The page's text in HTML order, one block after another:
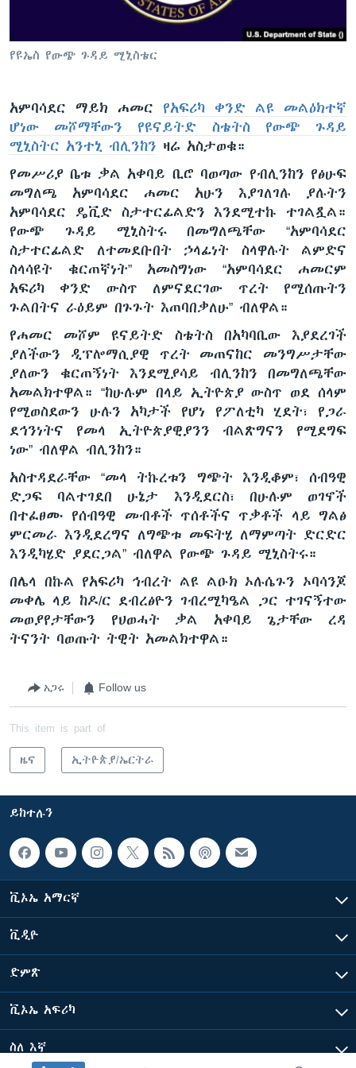
ቋንቋዎች
የዩኤስ የውጭ ጉዳይ ሚኒስቴር
አምባሳደር ማይክ ሐመር የአፍሪካ ቀንድ ልዩ መልዕክተኛ
ሆነው መሾማቸውን የዩናይትድ ስቴትስ የውጭ ጉዳይ
ሚኒስትር አንተኒ ብሊንከን ዛሬ አስታወቁ።
የመሥሪያ ቤቱ ቃል አቀባይ ቢሮ ባወጣው የብሊንከን የፅሁፍ
መግለጫ አምባሳደር ሐመር አሁን እያገለገሉ ያሉትን
አምባሳደር ዴቪድ ስታተርፊልድን እንደሚተኩ ተገልጿል።
የውጭ ጉዳይ ሚኒስትሩ በመግለጫቸው “አምባሳደር
ስታተርፊልድ ለተመደቡበት ኃላፊነት ስላዋሉት ልምድና
ስላሳዩት ቁርጠኛነት” አመስግነው “አምባሳደር ሐመርም
አፍሪካ ቀንድ ውስጥ ለምናደርገው ጥረት የሚሰጡትን
ጉልበትና ራዕይም በጉጉት እጠባበቃለሁ” ብለዋል።
የሐመር መሾም ዩናይትድ ስቴትስ በአካባቢው እያደረገች
ያለችውን ዲፕሎማሲያዊ ጥረት መጠናከር መንግሥታቸው
ያለውን ቁርጠኝነት እንደሚያሳይ ብሊንከን በመግለጫቸው
አመልክተዋል። “ከሁሉም በላይ ኢትዮጵያ ውስጥ ወደ ሰላም
የሚወስደውን ሁሉን አካታች የሆነ የፖለቲካ ሂደት፣ የጋራ
ደኅንነትና የመላ ኢትዮጵያዊያንን ብልጽግናን የሚደግፍ
ነው” ብለዋል ብሊንከን።
አስተዳደራቸው “መላ ትኩረቱን ግጭት እንዲቆም፣ ሰብዓዊ
ድጋፍ ባልተገደበ ሁኔታ እንዲደርስ፣ በሁሉም ወገኖች
በተፈፀሙ የሰብዓዊ መብቶች ጥሰቶችና ጥቃቶች ላይ ግልፅ
ምርመራ እንዲደረግና ለግጭቱ መፍትሄ ለማምጣት ድርድር
እንዲካሄድ ያደርጋል” ብለዋል የውጭ ጉዳይ ሚኒስትሩ።
በሌላ በኩል የአፍሪካ ኅብረት ልዩ ልዑክ ኦሉሴጉን ኦባሳንጆ
መቀሌ ላይ ከዶ/ር ደብረፅዮን ገብረሚካዔል ጋር ተገናኝተው
መወያየታቸውን የህወሓት ቃል አቀባይ ጌታቸው ረዳ
ትናንት ባወጡት ትዊት አመልክተዋል።
አጋሩ Follow us
This item is part of
ዜና ኢትዮጵያ/ኤርትራ
ይከተሉን
ቪኦኤ አማርኛ
ቪዲዮ
ድምጽ
ቪኦኤ አፍሪካ
ስለ እኛ